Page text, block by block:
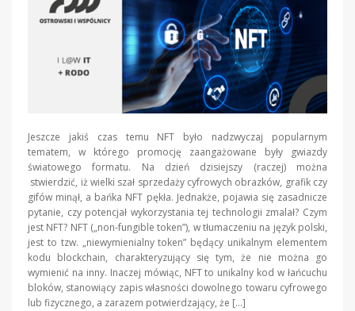
Jeszcze jakiś czas temu NFT było nadzwyczaj popularnym
tematem, w którego promocję zaangażowane były gwiazdy
światowego formatu. Na dzień dzisiejszy (raczej) można
stwierdzić, iż wielki szał sprzedaży cyfrowych obrazków, grafik czy
gifów minął, a bańka NFT pękła. Jednakże, pojawia się zasadnicze
pytanie, czy potencjał wykorzystania tej technologii zmalał? Czym
jest NFT? NFT („non-fungible token”), w tłumaczeniu na język polski,
jest to tzw. „niewymienialny token” będący unikalnym elementem
kodu blockchain, charakteryzujący się tym, że nie można go
wymienić na inny. Inaczej mówiąc, NFT to unikalny kod w łańcuchu
bloków, stanowiący zapis własności dowolnego towaru cyfrowego
lub fizycznego, a zarazem potwierdzający, że […]